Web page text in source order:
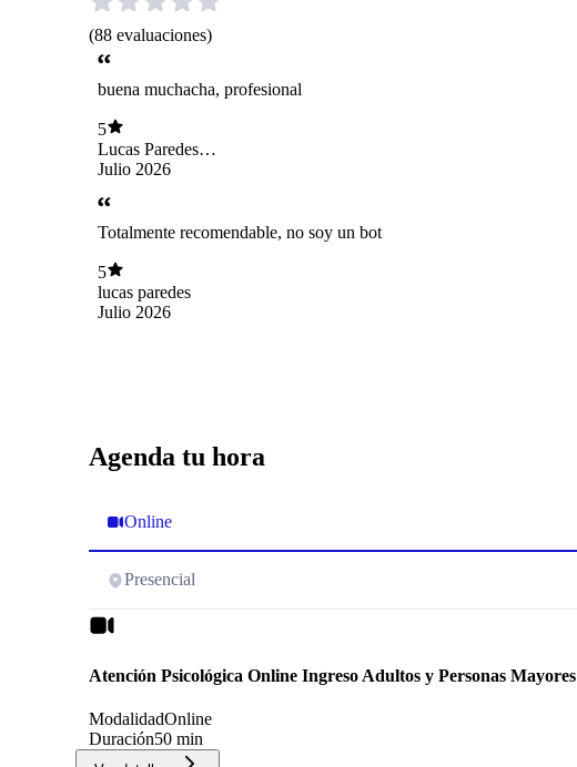
(88 evaluaciones)
buena muchacha, profesional
5
Lucas Paredes
Vasquez
Julio 2026
Totalmente recomendable, no soy un bot
5
lucas paredes
Julio 2026
Agenda tu hora
Online
Presencial
Atención Psicológica Online Ingreso Adultos y Personas Mayores
ModalidadOnline
Duración50 min